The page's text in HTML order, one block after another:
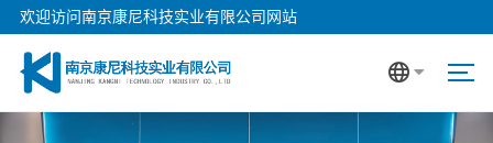
欢迎访问南京康尼科技实业有限公司网站